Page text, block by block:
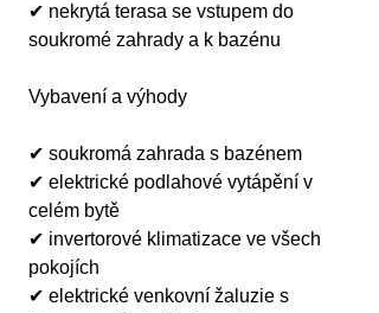
✔ nekrytá terasa se vstupem do
soukromé zahrady a k bazénu
Vybavení a výhody
✔ soukromá zahrada s bazénem
✔ elektrické podlahové vytápění v
celém bytě
✔ invertorové klimatizace ve všech
pokojích
✔ elektrické venkovní žaluzie s